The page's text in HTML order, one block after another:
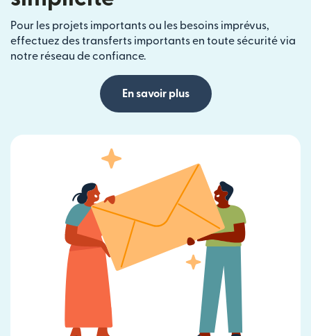
Pour les projets importants ou les besoins imprévus,
effectuez des transferts importants en toute sécurité via
notre réseau de confiance.
En savoir plus